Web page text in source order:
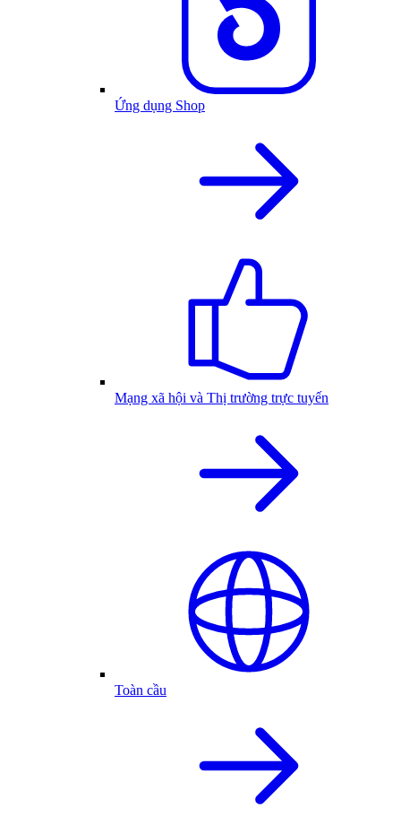
Ứng dụng Shop
Mạng xã hội và Thị trường trực tuyến
Toàn cầu